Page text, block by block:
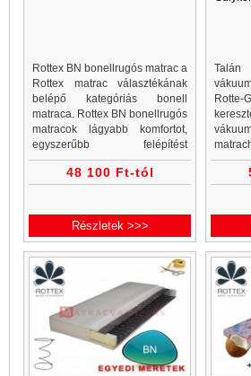
Rottex BN bonellrugós matrac a
Rottex matrac választékának
belépő kategóriás bonell
matraca. Rottex BN bonellrugós
matracok lágyabb komfortot,
egyszerűbb felépítést
jelentenek. Bonell matrac
vásárlás a Matrac Vásárlás
48 100 Ft-tól
Részletek >>>
Rotte-